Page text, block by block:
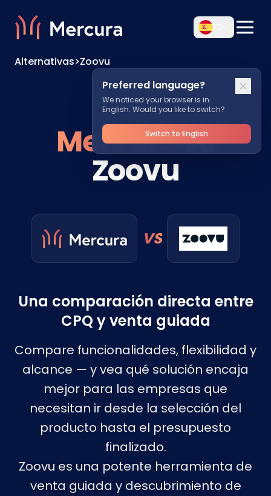
Preferred language?
We noticed your browser is in
English. Would you like to switch?
Switch to English
Alternativas>Zoovu
Mercuravs
Zoovu
VS
Una comparación directa entre
CPQ y venta guiada
Compare funcionalidades, flexibilidad y
alcance — y vea qué solución encaja
mejor para las empresas que
necesitan ir desde la selección del
producto hasta el presupuesto
finalizado.
Zoovu es una potente herramienta de
venta guiada y descubrimiento de